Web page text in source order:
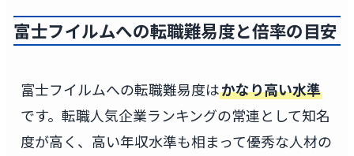
富士フイルムへの転職難易度と倍率の目安
富士フイルムへの転職難易度はかなり高い水準
です。転職人気企業ランキングの常連として知名
度が高く、高い年収水準も相まって優秀な人材の